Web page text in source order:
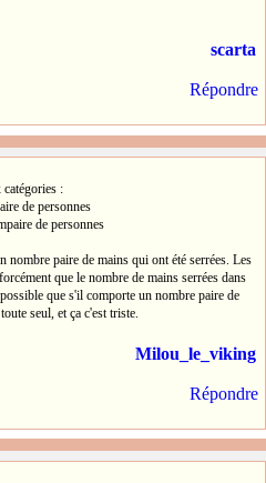
scarta
Répondre
:
de personnes
de personnes
paire de mains qui ont été serrées. Les
que le nombre de mains serrées dans
que s'il comporte un nombre paire de
seul, et ça c'est triste.
Milou_le_viking
Répondre